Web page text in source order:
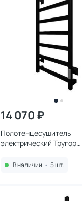
14 070 ₽
Полотенцесушитель
электрический Тругор
43x80В наличии • 5 шт.